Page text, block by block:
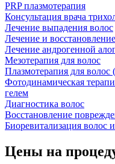
PRP плазмотерапия
Консультация врача
Лечение выпадения волос
Лечение и
Лечение андрогенной
Мезотерапия для волос
Плазмотерапия для волос
Фотодинамическая
гелем
Диагностика волос
Восстановление
Биоревитализация волос
Цены на